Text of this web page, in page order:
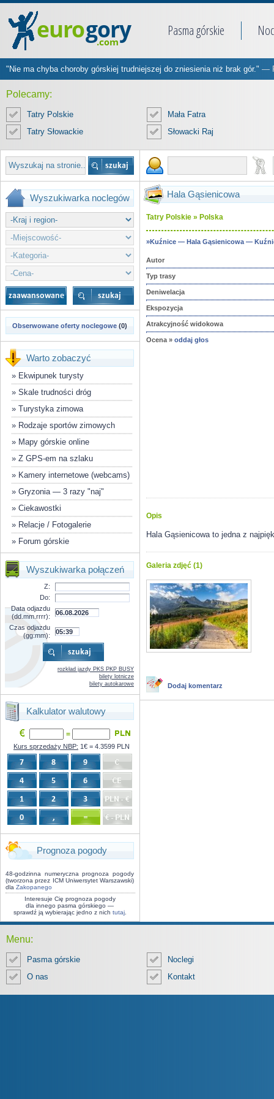
Pasma górskie
"Nie ma chyba choroby górskiej trudniejszej do zniesienia niż brak gór." —
Polecamy:
Tatry Polskie
Mała Fatra
Tatry Słowackie
Słowacki Raj
Hala Gąsienicowa
Tatry Polskie » Polska
»Kuźnice — Hala Gąsienicowa —
Autor
Typ trasy
Deniwelacja
Ekspozycja
Atrakcyjność widokowa
Ocena » oddaj głos
Opis
Hala Gąsienicowa to jedna z
Galeria zdjęć (1)
Dodaj komentarz
Wyszukiwarka noclegów
Obserwowane oferty noclegowe (0)
Warto zobaczyć
» Ekwipunek turysty
» Skale trudności dróg
» Turystyka zimowa
» Rodzaje sportów zimowych
» Mapy górskie online
» Z GPS-em na szlaku
» Kamery internetowe (webcams)
» Gryzonia — 3 razy "naj"
» Ciekawostki
» Relacje / Fotogalerie
» Forum górskie
Wyszukiwarka połączeń
Z:
Do:
Data odjazdu
(dd.mm.rrrr):
Czas odjazdu
(gg:mm):
rozkład jazdy PKS PKP BUSY
bilety lotnicze
bilety autokarowe
Kalkulator walutowy
=
Kurs sprzedaży NBP: 1€ = 4.3599 PLN
Prognoza pogody
48-godzinna numeryczna prognoza pogody
(tworzona przez ICM Uniwersytet Warszawski)
dla Zakopanego
Interesuje Cię prognoza pogody
dla innego pasma górskiego —
sprawdź ją wybierając jedno z nich tutaj.
Menu:
Pasma górskie
Noclegi
O nas
Kontakt